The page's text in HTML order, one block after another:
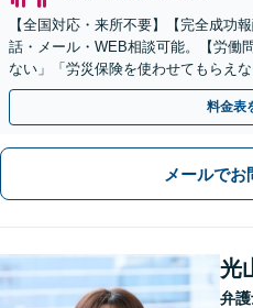
【全国対応・来所不要】【完全成功
話・メール・WEB相談可能。【労働
ない」「労災保険を使わせてもらえ
い。損害賠償請求したい」など労働
料金表
メールでお
光
弁